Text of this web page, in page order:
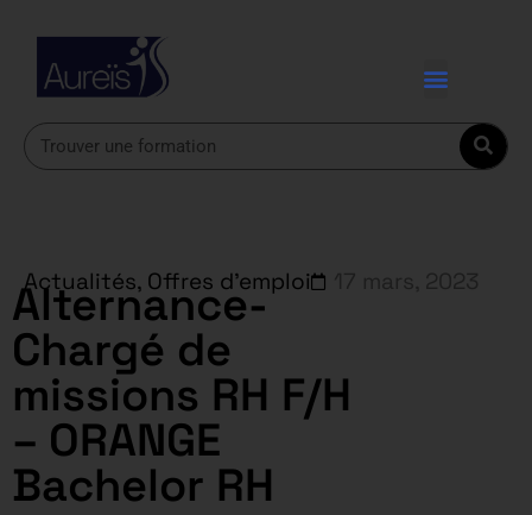
Actualités, Offres d'emploi
Alternance-
Chargé de
missions RH F/H
– ORANGE
Bachelor RH